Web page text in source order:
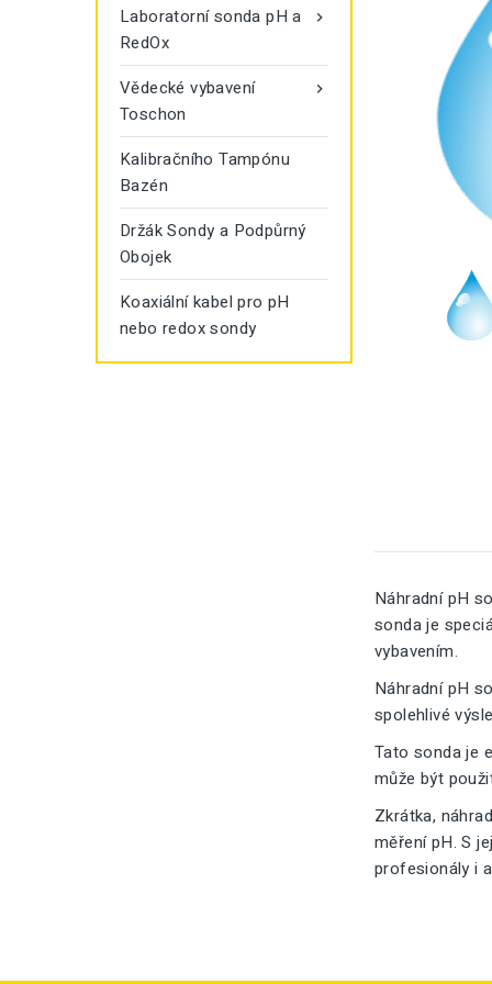

Laboratorní sonda pH a
RedOx

Vědecké vybavení
Toschon
Kalibračního Tampónu
Bazén
Držák Sondy a Podpůrný
Obojek
Koaxiální kabel pro pH
nebo redox sondy
Náhradní pH
sonda je
vybavením.
Náhradní pH
spolehlivé
Tato sonda je
může být
Zkrátka,
měření pH. S
profesionály i